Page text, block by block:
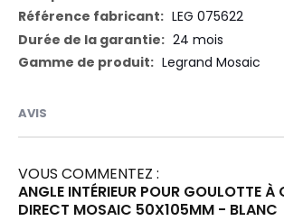
LEG 075622
24 mois
Legrand Mosaic
AVIS
VOUS COMMENTEZ :
ANGLE INTÉRIEUR POUR GOULOTTE À
DIRECT MOSAIC 50X105MM - BLANC